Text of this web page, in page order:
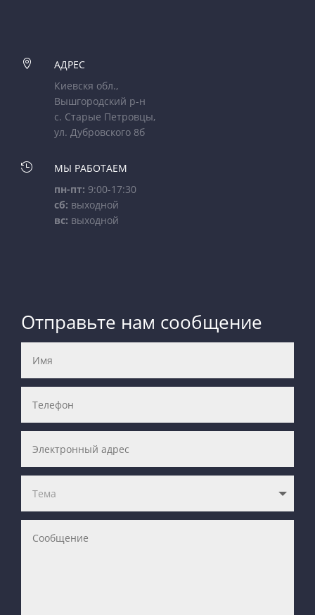

АДРЕС
Киевскя обл.,
Вышгородский р-н
с. Старые Петровцы,
ул. Дубровского 8б

МЫ РАБОТАЕМ
пн-пт: 9:00-17:30
сб: выходной
вс: выходной
Отправьте нам сообщение